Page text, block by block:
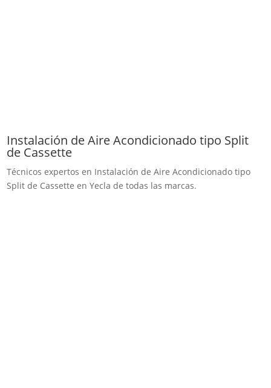
Instalación de Aire Acondicionado tipo Split
de Cassette
Técnicos expertos en Instalación de Aire Acondicionado tipo
Split de Cassette en Yecla de todas las marcas.